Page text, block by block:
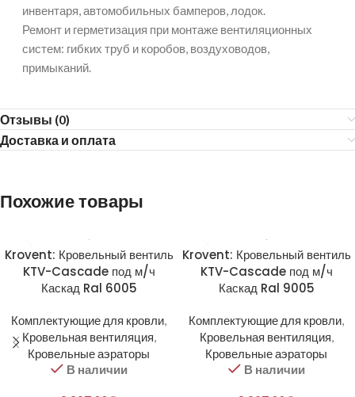
инвентаря, автомобильных бамперов, лодок.
Ремонт и герметизация при монтаже вентиляционных
систем: гибких труб и коробов, воздуховодов,
примыканий.
Отзывы (0)
Доставка и оплата
Похожие товары
Krovent: Кровельный вентиль
KTV-Cascade под м/ч
Каскад Ral 6005
Комплектующие для кровли,
Кровельная вентиляция,
Кровельные аэраторы
В наличии
Krovent: Кровельный вентиль
KTV-Cascade под м/ч
Каскад Ral 9005
Комплектующие для кровли,
Кровельная вентиляция,
Кровельные аэраторы
В наличии